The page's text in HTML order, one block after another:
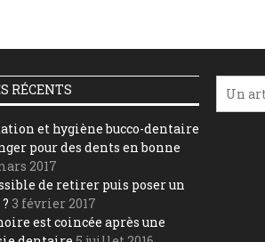
RÉCENTS
et hygiène bucco-dentaire
pour des dents en bonne
2017
de retirer puis poser un
3 février 2017
est coincée après une